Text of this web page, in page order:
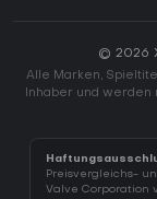
© 2026
Alle Marken,
Inhaber und werden
Preisvergleichs-
Valve Corporation